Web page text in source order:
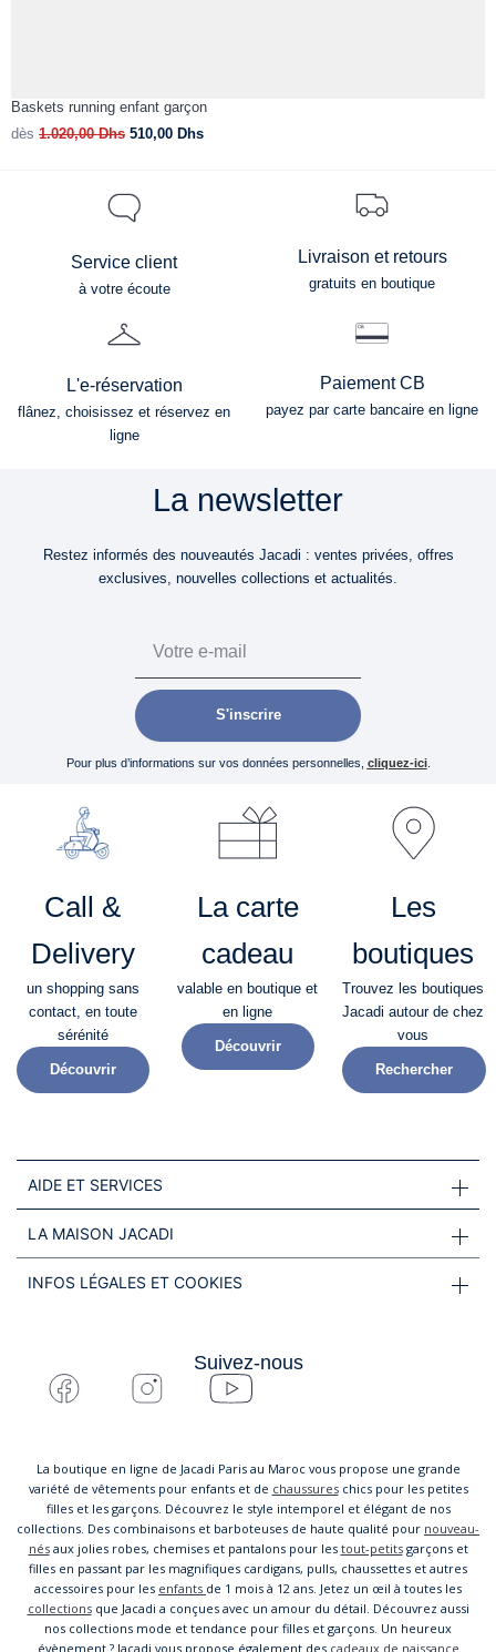
Baskets running enfant garçon
dès 1.020,00Dhs 510,00 Dhs
Service client
à votre écoute
Livraison et retours
gratuits en boutique
L'e-réservation
flânez, choisissez et réservez en
ligne
Paiement CB
payez par carte bancaire en ligne
La newsletter
Restez informés des nouveautés Jacadi : ventes privées, offres
exclusives, nouvelles collections et actualités.
S'inscrire
Pour plus d’informations sur vos données personnelles, cliquez-ici.
Call &
Delivery
un shopping sans
contact, en toute
sérénité​
Découvrir
La carte
cadeau
valable en boutique et
en ligne
Découvrir
Les
boutiques
Trouvez les boutiques
Jacadi autour de chez
vous
Rechercher
AIDE ET SERVICES
LA MAISON JACADI
INFOS LÉGALES ET COOKIES
Suivez-nous
La boutique en ligne de Jacadi Paris au Maroc vous propose une grande
variété de vêtements pour enfants et de chaussureschics pour les petites
filles et les garçons. Découvrez le style intemporel et élégant de nos
collections. Des combinaisons et barboteuses de haute qualité pour nouveau-
nésaux jolies robes, chemises et pantalons pour les tout-petitsgarçons et
filles en passant par les magnifiques cardigans, pulls, chaussettes et autres
accessoires pour les enfants de 1 mois à 12 ans. Jetez un œil à toutes les
collectionsque Jacadi a conçues avec un amour du détail. Découvrez aussi
nos collections mode et tendance pour filles et garçons. Un heureux
évènement ? Jacadi vous propose également des cadeaux de naissance